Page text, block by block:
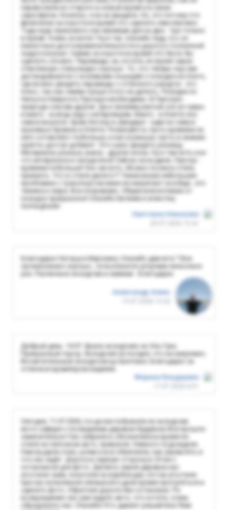
Светлана Никонова
перевозили из старого в новый музей и в каких
саркофагах. Конечно, я их не увидела. Но, это потому что
физически за короткое время это сделать невозможно.
Туда надо приезжать как минимум дня на два - три только
в музей. Очень хочется ! Ну и так, спасибо гиду, что он
известные достопримечательности и дорогу к Солнечной
ладье показал. Самим за короткое время это было бы
сделать сложно. Пирамиды, их, кстати, из музея через
стеклянную стену видно хорошо. То, что теперь гид сам
договаривается с хозяевами лошадей о поездке на плато,
где можно увидеть пирамиды с отличного ракурса - это
плюс, так как самим лучше этого не делать. Поездки по
Нилу и в Каире и в Луксоре необходимы. В Луксоре -
природа совсем другая. Да и свежевыжатый сок из гуавы
и манго - всегда жду с нетерпением. Манго - в Египте оно
самое вкусное. Храм Хатхор в Дендере - один из самых
красивых Храмов в Египте. Пожалуйста, пусть времени на
него оставляют побольше, и как и раньше, пусть в нижние
крипты доступ добавят. Это шанс увидеть разницу .
Материалы разные, внизу - другая эпоха. Ну и там есть кое
что интересное и загадочное! Сейчас не водили. Луксор -
времени побольше! Оно же есть. Можно позже в отель
приехать. Что в отеле делать?! Технические небольшие
проблемки с транспортом меня не напрягают вообще...это
техника и жара. Все поправимо. Общее впечатление от
поездок прекрасное! Спасибо Евгении и агенству
Александр Алекс
Благодарю Наташу и Веронику. Спасибо девчата ? Все
организовано хорошо , пользовался услугами несколько
раз. Различные экскурсии и хаммам . Благодарю
Марина Бондарева
Добрый день. 14.07. брала экскурсию на Эль Гуна.
Прекрасный город. Экскурсия на полдня, что не напряжно.
Восхитительный экскурсовод Светлана. Благодарю за
отличное времяпровождение.
Сегодня, 11.07.2026, я и дочки побывали на экскурсии
мото-сафари с посещением деревни будуинов Все прошло
замечательно! Нас забрали в обозначенное время из
отеля на легковом авто, привезли. Немного подождали.
Нам выдали очки, шлем и все объяснили, как управлять и
что нас ждёт. Дорога в первую сторону в 25 км с
остановкой для фото. Далее в самой деревне нас
угостили чаем, покатали на верблюдах, потом угостили
при нас испеченной лепешкой и дали время прогуляться и
сделать фото. Обратная дорога без остановки. По
возвращению нас уже ждало авто, что кстати, очень
обрадовало нас. Спасибо! Кто думает-решайтесь! Вам